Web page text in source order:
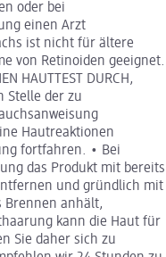
oder bei
einen Arzt
ist nicht für ältere
von Retinoiden geeignet.
HAUTTEST DURCH,
Stelle der zu
Hautreaktionen
fortfahren. • Bei
das Produkt mit bereits
und gründlich mit
Brennen anhält,
kann die Haut für
Sie daher sich zu